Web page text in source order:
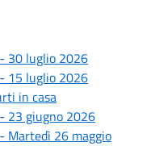
30 luglio 2026
15 luglio 2026
in casa
23 giugno 2026
Martedì 26 maggio